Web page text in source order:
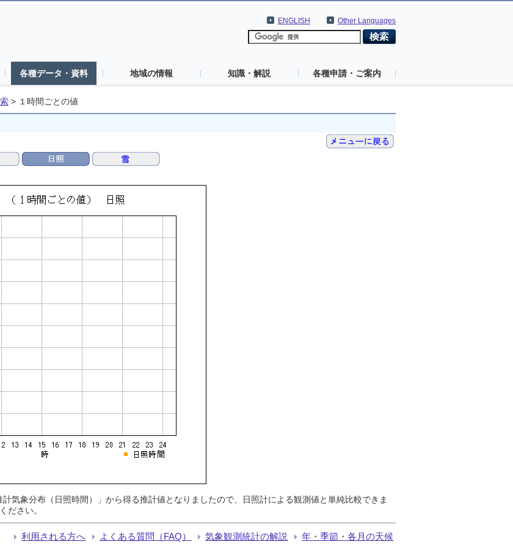
Other Languages
ENGLISH
各種データ・資料 地域の情報 知識・解説 各種申請・ご案内
> １時間ごとの値
気象分布（日照時間）」から得る推計値となりましたので、日照計による観測値と単純比較できま
ださい。
利用される方へ よくある質問（FAQ） 気象観測統計の解説 年・季節・各月の天候